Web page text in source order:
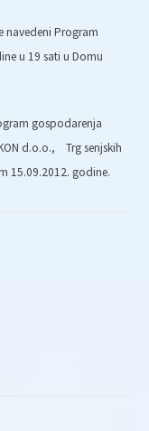
navedeni Program
u 19 sati u Domu
gospodarenja
d.o.o., Trg senjskih
15.09.2012. godine.